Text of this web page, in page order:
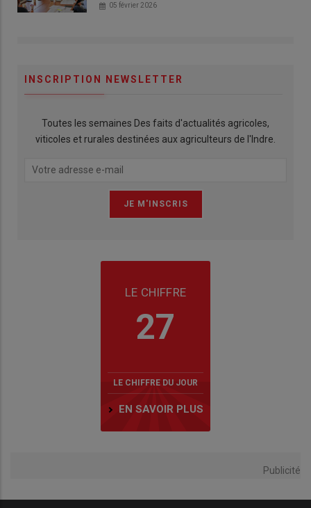
05 février 2026
INSCRIPTION NEWSLETTER
Toutes les semaines Des faits d'actualités agricoles,
viticoles et rurales destinées aux agriculteurs de l'Indre.
LE CHIFFRE
27
LE CHIFFRE DU JOUR
EN SAVOIR PLUS
Publicité